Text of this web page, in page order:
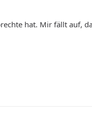
hat. Mir fällt auf,